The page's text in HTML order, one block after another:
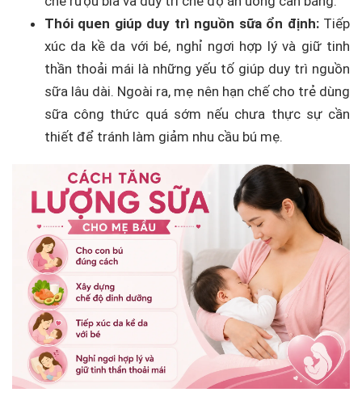
Thói quen giúp duy trì nguồn sữa ổn định:Tiếp
xúc da kề da với bé, nghỉ ngơi hợp lý và giữ tinh
thần thoải mái là những yếu tố giúp duy trì nguồn
sữa lâu dài. Ngoài ra, mẹ nên hạn chế cho trẻ dùng
sữa công thức quá sớm nếu chưa thực sự cần
thiết để tránh làm giảm nhu cầu bú mẹ.